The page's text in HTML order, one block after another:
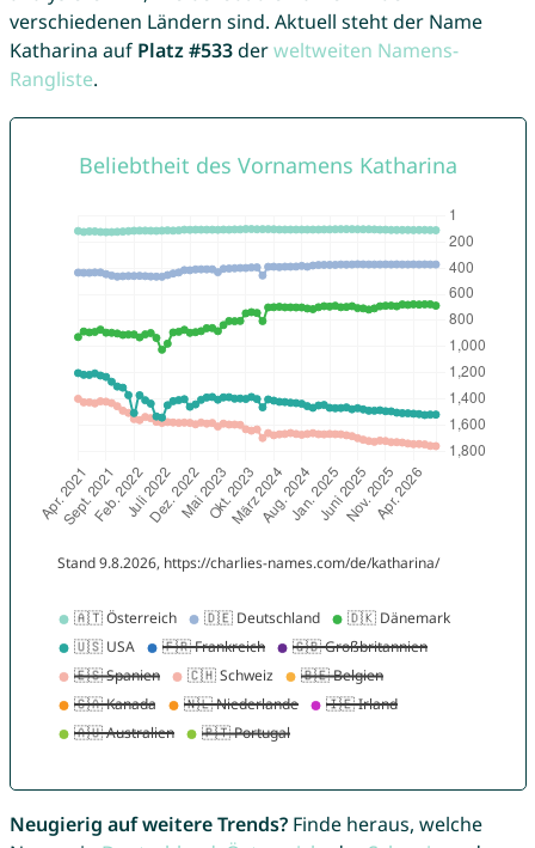
verschiedenen Ländern sind. Aktuell steht der Name
Katharina auf Platz #533derweltweiten Namens-
Rangliste.
Neugierig auf weitere Trends?Finde heraus, welche